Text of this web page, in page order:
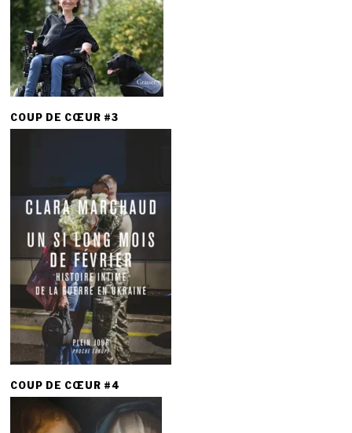
COUP DE CŒUR #3
COUP DE CŒUR #4